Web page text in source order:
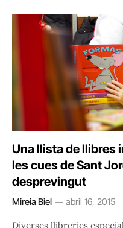
Una llista de llibres
les cues de Sant
desprevingut
Mireia Biel abril 16, 2015
Diverses llibreries